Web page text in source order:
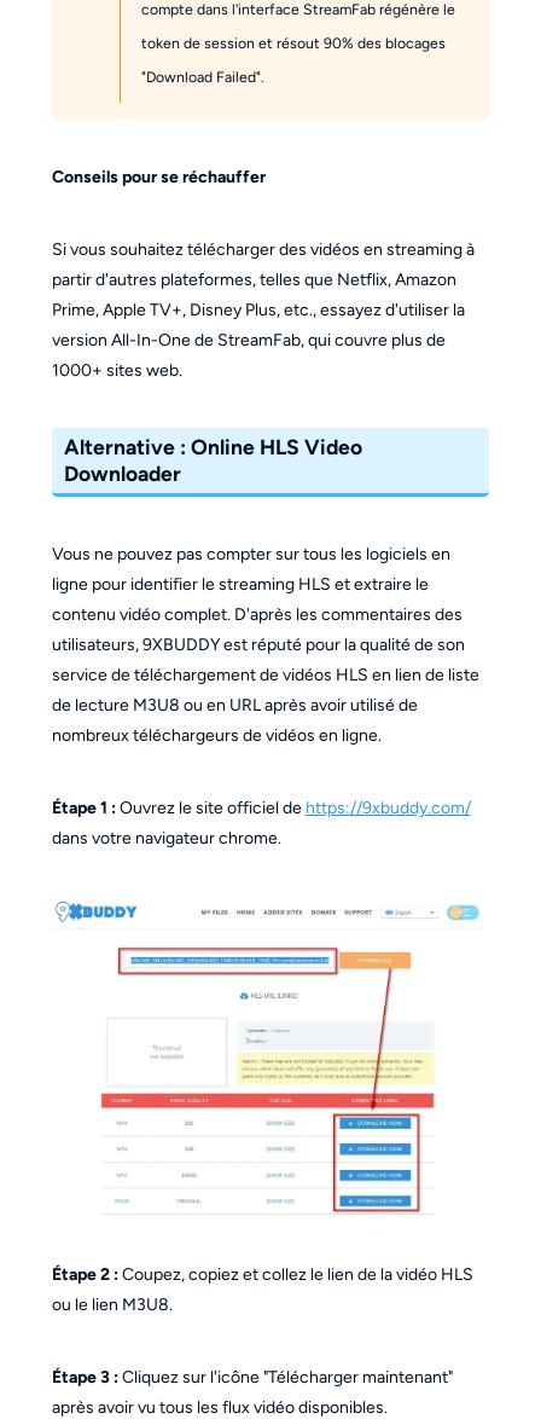
compte dans l'interface StreamFab régénère le
token de session et résout 90% des blocages
"Download Failed".
Conseils pour se réchauffer
Si vous souhaitez télécharger des vidéos en streaming à
partir d'autres plateformes, telles que Netflix, Amazon
Prime, Apple TV+, Disney Plus, etc., essayez d'utiliser la
version All-In-One de StreamFab, qui couvre plus de
1000+ sites web.
Alternative : Online HLS Video
Downloader
Vous ne pouvez pas compter sur tous les logiciels en
ligne pour identifier le streaming HLS et extraire le
contenu vidéo complet. D'après les commentaires des
utilisateurs, 9XBUDDY est réputé pour la qualité de son
service de téléchargement de vidéos HLS en lien de liste
de lecture M3U8 ou en URL après avoir utilisé de
nombreux téléchargeurs de vidéos en ligne.
Étape 1 :Ouvrez le site officiel de https://9xbuddy.com/
dans votre navigateur chrome.
Étape 2 :Coupez, copiez et collez le lien de la vidéo HLS
ou le lien M3U8.
Étape 3 :Cliquez sur l'icône "Télécharger maintenant"
après avoir vu tous les flux vidéo disponibles.